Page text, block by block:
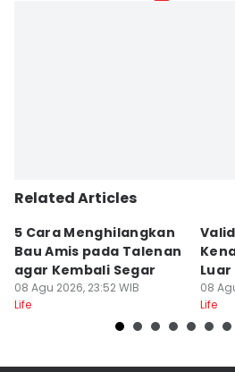
Related Articles
5 Cara Menghilangkan
Bau Amis pada Talenan
agar Kembali Segar
08 Agu 2026, 23:52 WIB
Life
08
Life